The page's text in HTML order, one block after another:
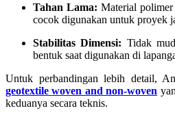
Tahan Lama: Material polimer
cocok digunakan untuk proyek
Stabilitas Dimensi: Tidak
bentuk saat digunakan di
Untuk perbandingan lebih detail,
geotextile woven and non-woven
keduanya secara teknis.